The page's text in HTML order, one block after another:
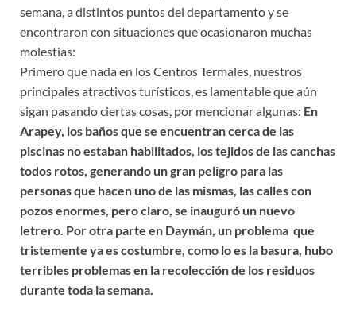
semana, a distintos puntos del departamento y se
encontraron con situaciones que ocasionaron muchas
molestias:
Primero que nada en los Centros Termales, nuestros
principales atractivos turísticos, es lamentable que aún
sigan pasando ciertas cosas, por mencionar algunas: En
Arapey, los baños que se encuentran cerca de las
piscinas no estaban habilitados, los tejidos de las canchas
todos rotos, generando un gran peligro para las
personas que hacen uno de las mismas, las calles con
pozos enormes, pero claro, se inauguró un nuevo
letrero. Por otra parte en Daymán, un problema que
tristemente ya es costumbre, como lo es la basura, hubo
terribles problemas en la recolección de los residuos
durante toda la semana.